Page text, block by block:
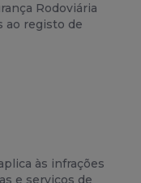
Rodoviária
ao registo de
às infrações
e serviços de